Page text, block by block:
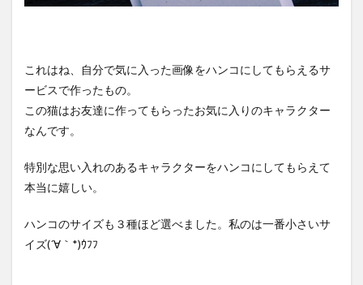
これはね、自分で気に入った画像をハンコにしてもらえるサ
ービスで作ったもの。
この猫はお友達に作ってもらったお気に入りのキャラクター
なんです。
特別な思い入れのあるキャラクターをハンコにしてもらえて
本当に嬉しい。
ハンコのサイズも３種ほど選べました。私のは一番小さいサ
イズ(´∀｀*)ｳﾌﾌ